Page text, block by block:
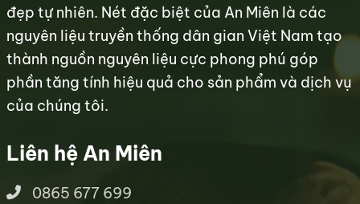
đẹp tự nhiên. Nét đặc biệt của An Miên là các
nguyên liệu truyền thống dân gian Việt Nam tạo
thành nguồn nguyên liệu cực phong phú góp
phần tăng tính hiệu quả cho sản phẩm và dịch vụ
của chúng tôi.
Liên hệ An Miên
0865 677 699